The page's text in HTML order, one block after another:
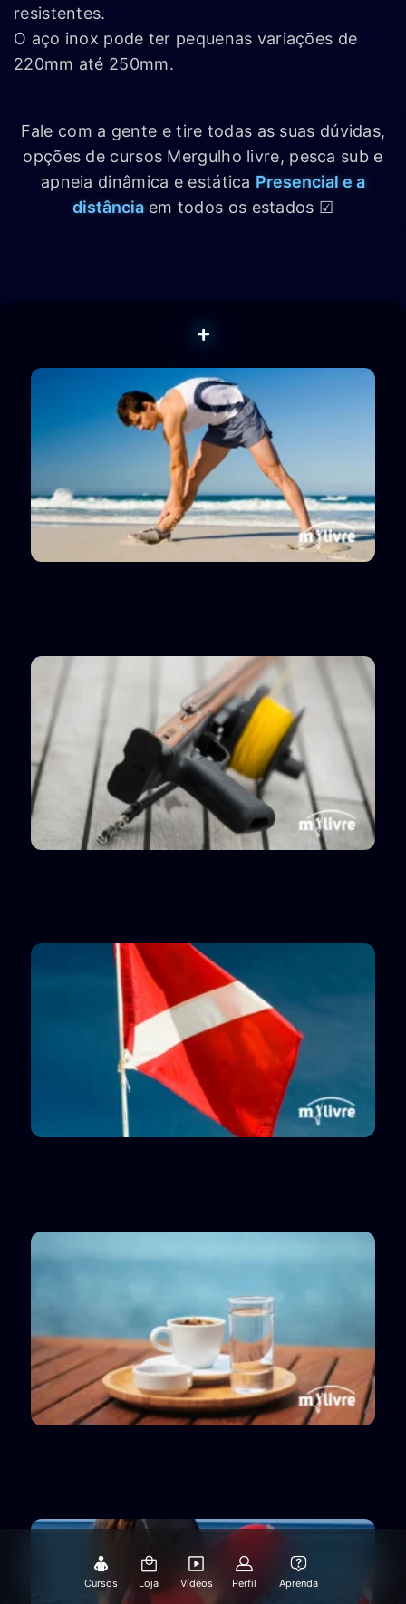
resistentes.
O aço inox pode ter pequenas variações de
220mm até 250mm.
Fale com a gente e tire todas as suas dúvidas,
opções de cursos Mergulho livre, pesca sub e
apneia dinâmica e estática Presencial e a
distânciaem todos os estados ☑
+
Cursos Loja Vídeos Perfil Aprenda